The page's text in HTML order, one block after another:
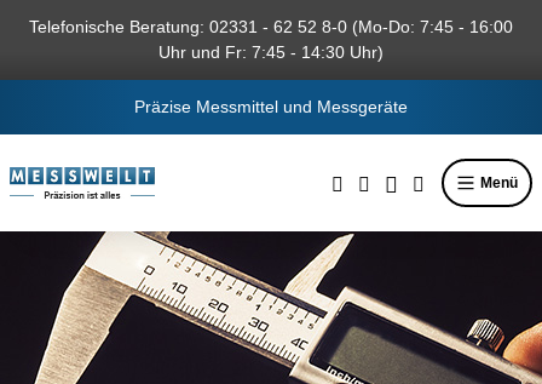
springen
Telefonische Beratung: 02331 - 62 52 8-0 (Mo-Do: 7:45 - 16:00
Uhr und Fr: 7:45 - 14:30 Uhr)
Präzise Messmittel und Messgeräte
Menü